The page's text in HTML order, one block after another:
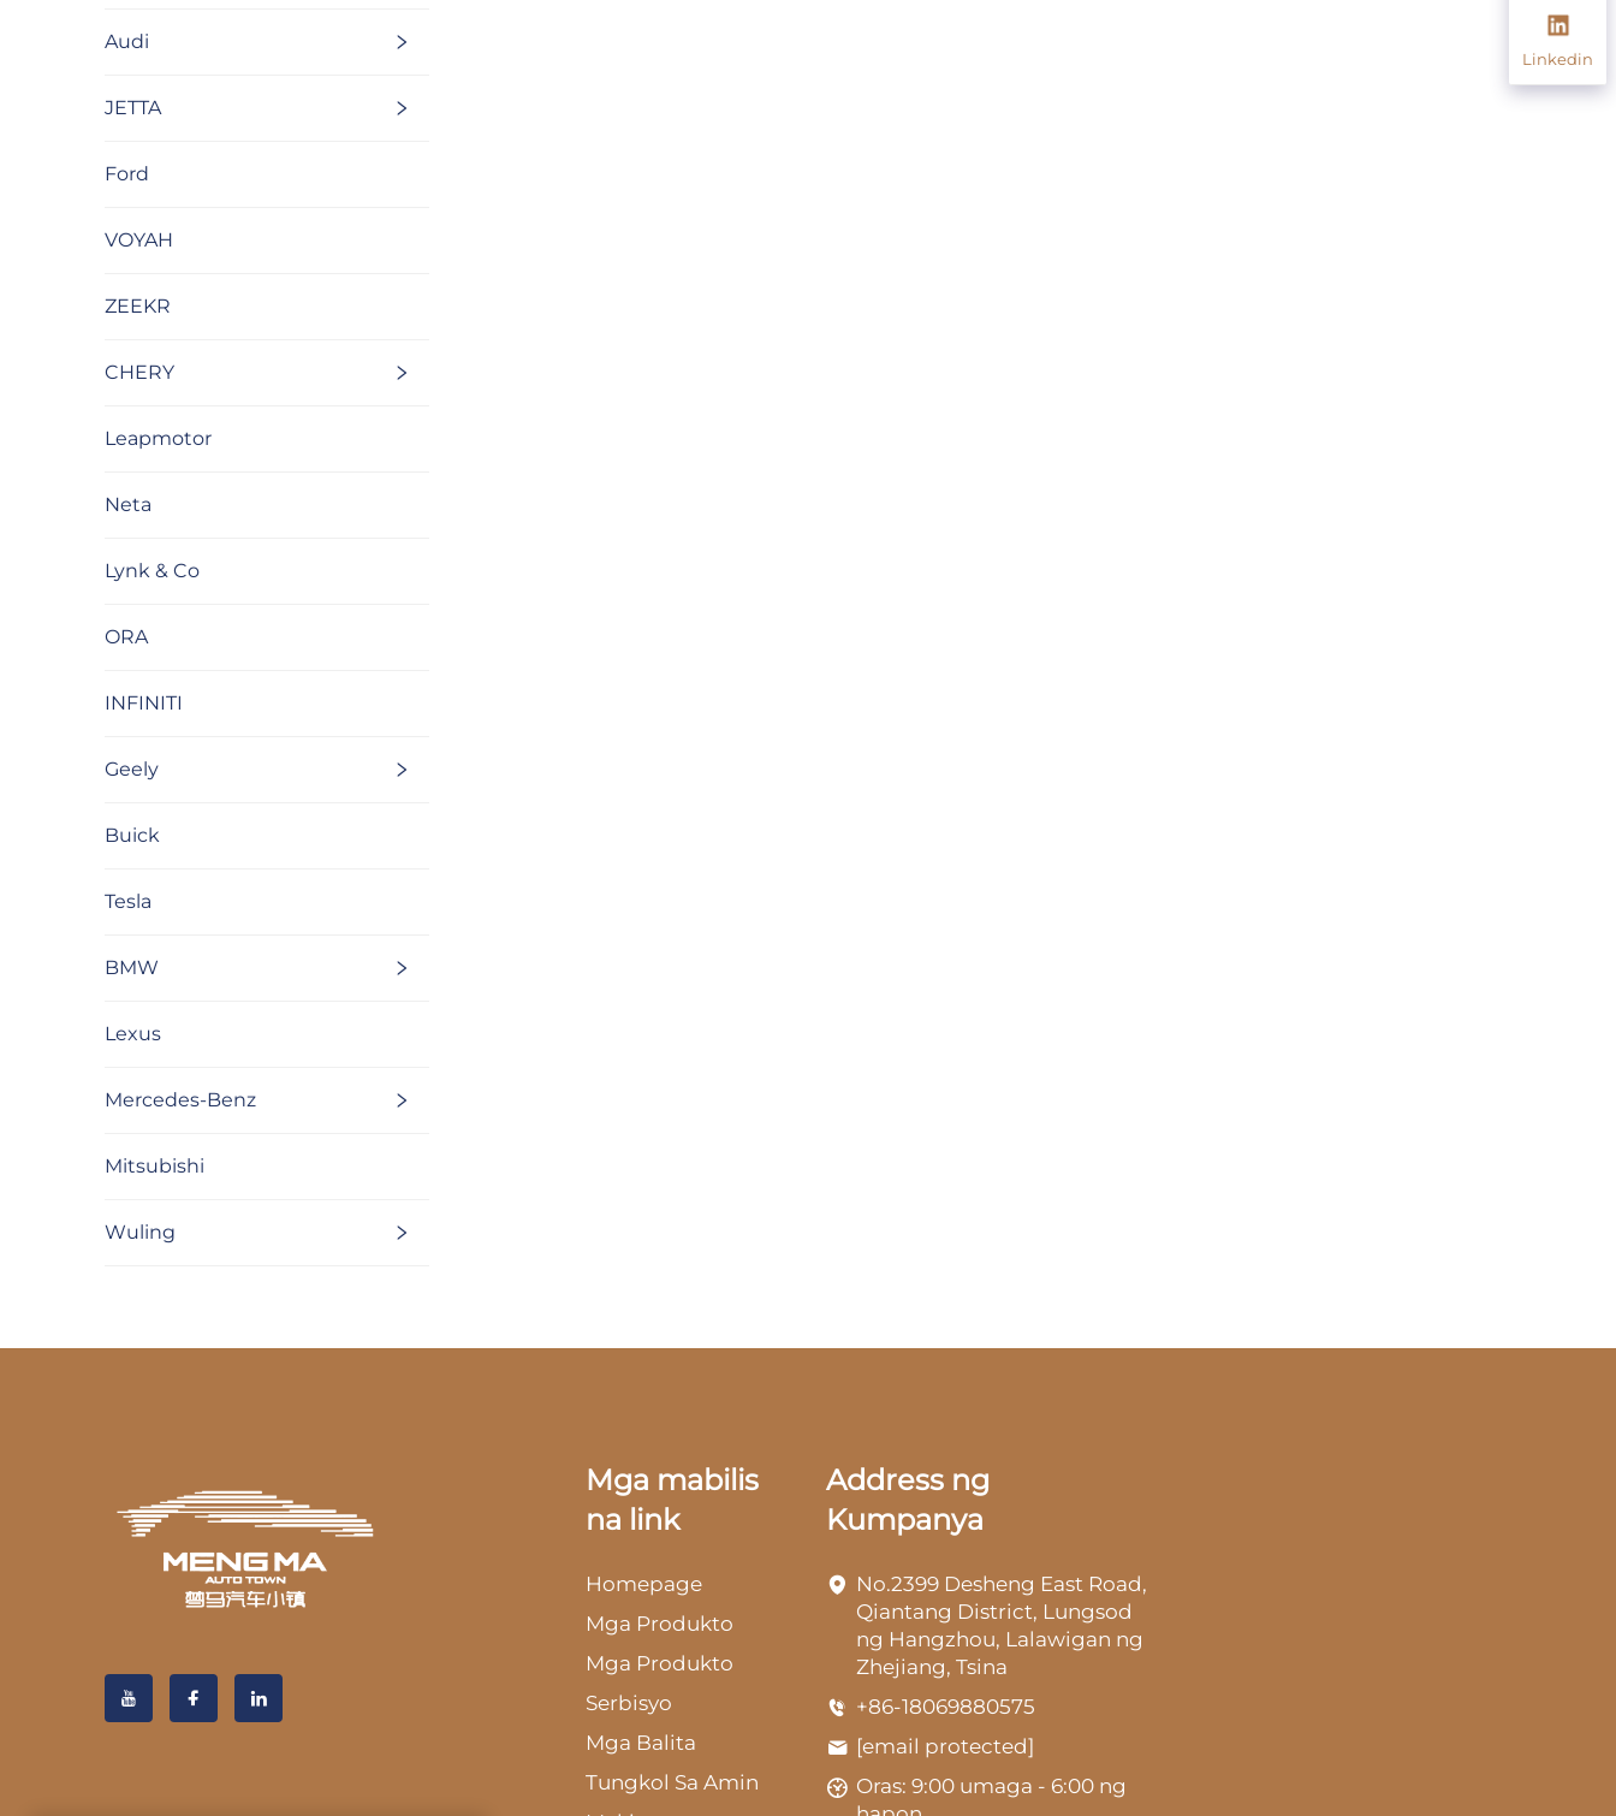
Audi
JETTA
Ford
VOYAH
ZEEKR
CHERY
Leapmotor
Neta
Lynk & Co
ORA
INFINITI
Geely
Buick
Tesla
BMW
Lexus
Mercedes-Benz
Mitsubishi
Wuling
Linkedin
Mga mabilis
na link
Homepage
Mga Produkto
Mga Produkto
Serbisyo
Mga Balita
Tungkol Sa Amin
Address ng
Kumpanya
No.2399 Desheng East Road,
Qiantang District, Lungsod
ng Hangzhou, Lalawigan ng
Zhejiang, Tsina
+86-18069880575
[email protected]
Oras: 9:00 umaga - 6:00 ng